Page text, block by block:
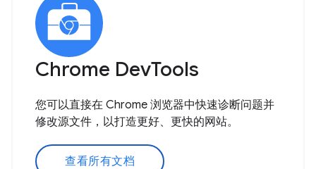
Chrome DevTools
您可以直接在 Chrome 浏览器中快速诊断问题并
修改源文件，以打造更好、更快的网站。
查看所有文档